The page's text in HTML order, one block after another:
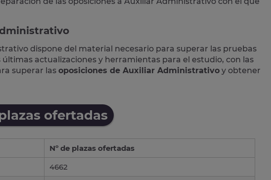
dispone del material necesario para superar las pruebas
actualizaciones y herramientas para el estudio, con las
superar las oposiciones de Auxiliar Administrativo y obtener
ofertadas
Nº de plazas ofertadas
4662